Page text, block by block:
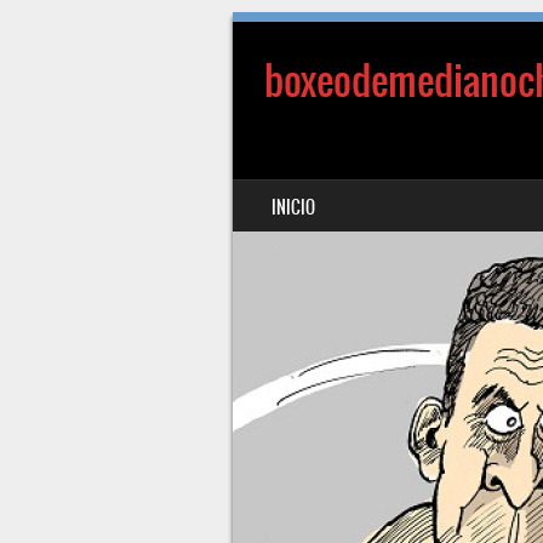
MENÚ
SALTAR AL CONTENIDO
INICIO